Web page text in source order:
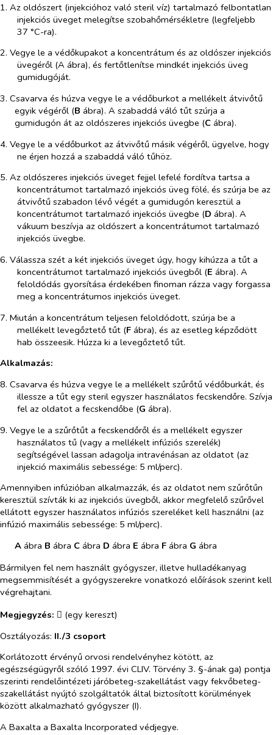
1. Az oldószert (injekcióhoz való steril víz) tartalmazó felbontatlan
injekciós üveget melegítse szobahőmérsékletre (legfeljebb
37 °C-ra).
2. Vegye le a védőkupakot a koncentrátum és az oldószer injekciós
üvegéről (A ábra), és fertőtlenítse mindkét injekciós üveg
gumidugóját.
3. Csavarva és húzva vegye le a védőburkot a mellékelt átvivőtű
egyik végéről (B ábra). A szabaddá váló tűt szúrja a
gumidugón át az oldószeres injekciós üvegbe (C ábra).
4. Vegye le a védőburkot az átvivőtű másik végéről, ügyelve, hogy
ne érjen hozzá a szabaddá váló tűhöz.
5. Az oldószeres injekciós üveget fejjel lefelé fordítva tartsa a
koncentrátumot tartalmazó injekciós üveg fölé, és szúrja be az
átvivőtű szabadon lévő végét a gumidugón keresztül a
koncentrátumot tartalmazó injekciós üvegbe (D ábra). A
vákuum beszívja az oldószert a koncentrátumot tartalmazó
injekciós üvegbe.
6. Válassza szét a két injekciós üveget úgy, hogy kihúzza a tűt a
koncentrátumot tartalmazó injekciós üvegből (E ábra). A
feloldódás gyorsítása érdekében finoman rázza vagy forgassa
meg a koncentrátumos injekciós üveget.
7. Miután a koncentrátum teljesen feloldódott, szúrja be a
mellékelt levegőztető tűt (F ábra), és az esetleg képződött
hab összeesik. Húzza ki a levegőztető tűt.
Alkalmazás:
8. Csavarva és húzva vegye le a mellékelt szűrőtű védőburkát, és
illessze a tűt egy steril egyszer használatos fecskendőre. Szívja
fel az oldatot a fecskendőbe (Gábra).
9. Vegye le a szűrőtűt a fecskendőről és a mellékelt egyszer
használatos tű (vagy a mellékelt infúziós szerelék)
segítségével lassan adagolja intravénásan az oldatot (az
injekció maximális sebessége: 5 ml/perc).
Amennyiben infúzióban alkalmazzák, és az oldatot nem szűrőtűn
keresztül szívták ki az injekciós üvegből, akkor megfelelő szűrővel
ellátott egyszer használatos infúziós szereléket kell használni (az
infúzió maximális sebessége: 5 ml/perc).
A ábra B ábra C ábra D ábra E ábra F ábra G ábra
Bármilyen fel nem használt gyógyszer, illetve hulladékanyag
megsemmisítését a gyógyszerekre vonatkozó előírások szerint kell
végrehajtani.
Megjegyzés:  (egy kereszt)
Osztályozás: II./3 csoport
Korlátozott érvényű orvosi rendelvényhez kötött, az
egészségügyről szóló 1997. évi CLIV. Törvény 3. §-ának ga) pontja
szerinti rendelőintézeti járóbeteg-szakellátást vagy fekvőbeteg-
szakellátást nyújtó szolgáltatók által biztosított körülmények
között alkalmazható gyógyszer (I).
A Baxalta a Baxalta Incorporated védjegye.